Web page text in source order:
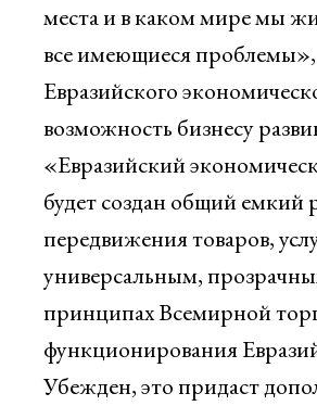
места и в каком мире мы
все имеющиеся
Евразийского
возможность бизнесу
«Евразийский
будет создан общий емкий
передвижения товаров,
универсальным,
принципах Всемирной
функционирования
Убежден, это придаст